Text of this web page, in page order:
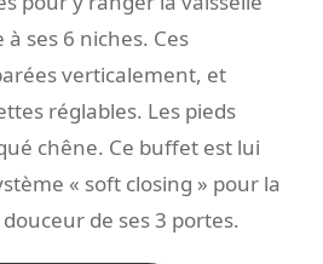
ses 6 niches. Ces
verticalement, et
réglables. Les pieds
chêne. Ce buffet est lui
« soft closing » pour la
de ses 3 portes.